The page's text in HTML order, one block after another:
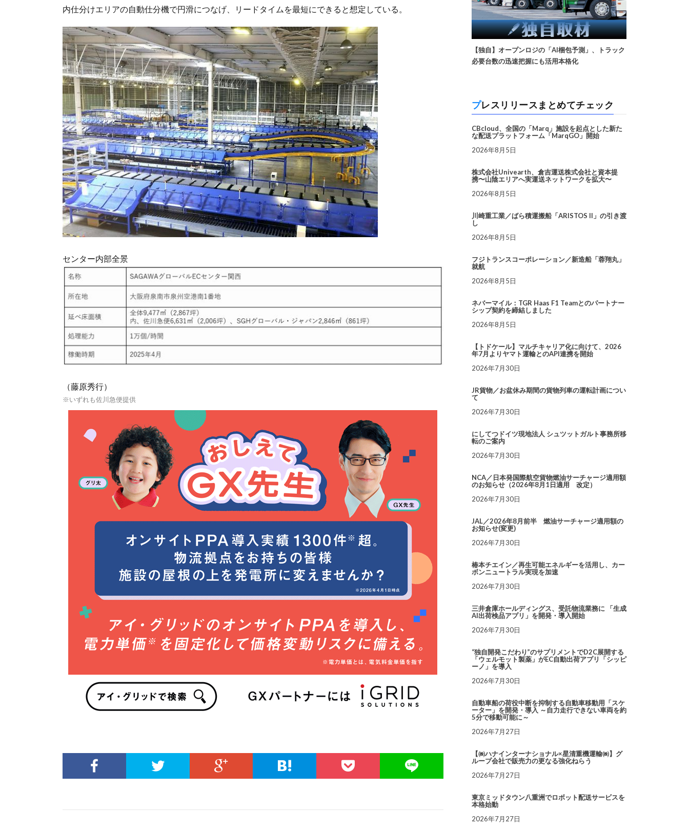
内仕分けエリアの自動仕分機で円滑につなげ、リードタイムを最短にできると想定している。
センター内部全景
（藤原秀行）
※いずれも佐川急便提供
【独自】オープンロジの「AI梱包予測」、トラック
必要台数の迅速把握にも活用本格化
プレスリリースまとめてチェック
CBcloud、全国の「Marq」施設を起点とした新た
な配送プラットフォーム「MarqGO」開始
2026年8月5日
株式会社Univearth、倉吉運送株式会社と資本提
携〜山陰エリアへ実運送ネットワークを拡大〜
2026年8月5日
川崎重工業／ばら積運搬船「ARISTOS II」の引き渡
し
2026年8月5日
フジトランスコーポレーション／新造船「蓉翔丸」
就航
2026年8月5日
ネバーマイル：TGR Haas F1 Teamとのパートナー
シップ契約を締結しました
2026年8月5日
【トドケール】マルチキャリア化に向けて、2026
年7月よりヤマト運輸とのAPI連携を開始
2026年7月30日
JR貨物／お盆休み期間の貨物列車の運転計画につい
て
2026年7月30日
にしてつドイツ現地法人 シュツットガルト事務所移
転のご案内
2026年7月30日
NCA／日本発国際航空貨物燃油サーチャージ適用額
のお知らせ（2026年8月1日適用 改定）
2026年7月30日
JAL／2026年8月前半 燃油サーチャージ適用額の
お知らせ(変更)
2026年7月30日
椿本チエイン／再生可能エネルギーを活用し、カー
ボンニュートラル実現を加速
2026年7月30日
三井倉庫ホールディングス、受託物流業務に 「生成
AI出荷検品アプリ」を開発・導入開始
2026年7月30日
“独自開発こだわり”のサプリメントでD2C展開する
「ウェルモット製薬」がEC自動出荷アプリ「シッピ
ーノ」を導入
2026年7月30日
自動車船の荷役中断を抑制する自動車移動用「スケ
ーター」を開発・導入 ～自力走行できない車両を約
5分で移動可能に～
2026年7月27日
【㈱ハナインターナショナル×星清重機運輸㈱】グ
ループ会社で販売力の更なる強化ねらう
2026年7月27日
東京ミッドタウン八重洲でロボット配送サービスを
本格始動
2026年7月27日